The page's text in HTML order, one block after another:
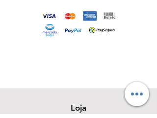
Loja